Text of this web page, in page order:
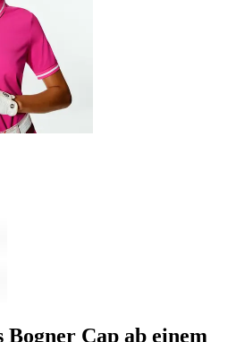
Cap ab einem